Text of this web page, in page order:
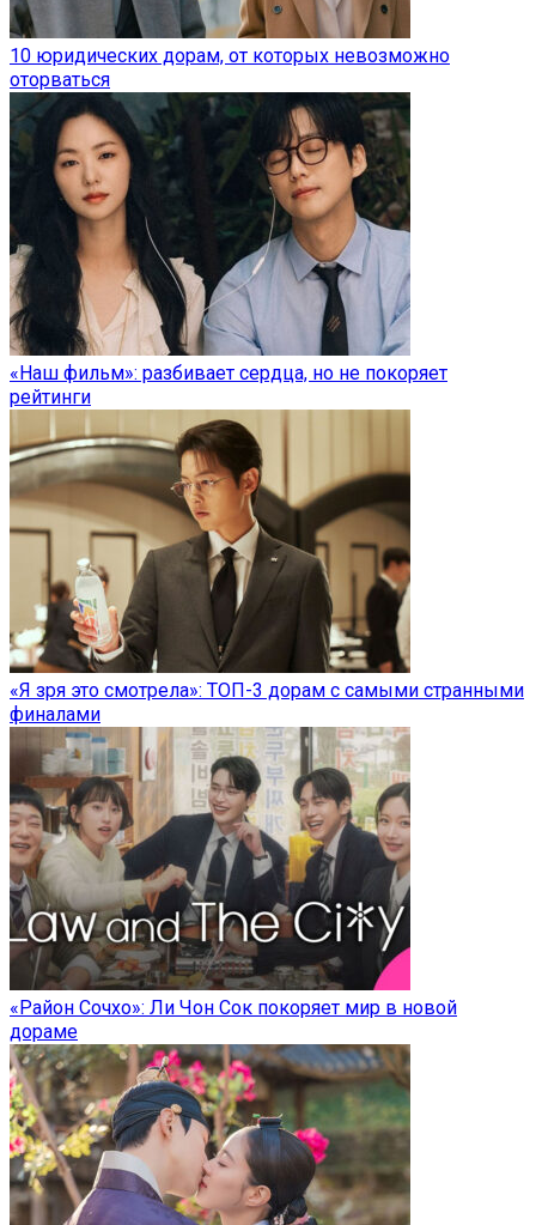
10 юридических дорам, от которых невозможно
оторваться
«Наш фильм»: разбивает сердца, но не покоряет
рейтинги
«Я зря это смотрела»: ТОП-3 дорам с самыми странными
финалами
«Район Сочхо»: Ли Чон Сок покоряет мир в новой
дораме